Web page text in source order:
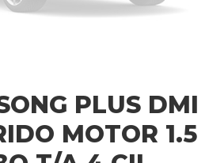
PLUS DMI
MOTOR 1.5